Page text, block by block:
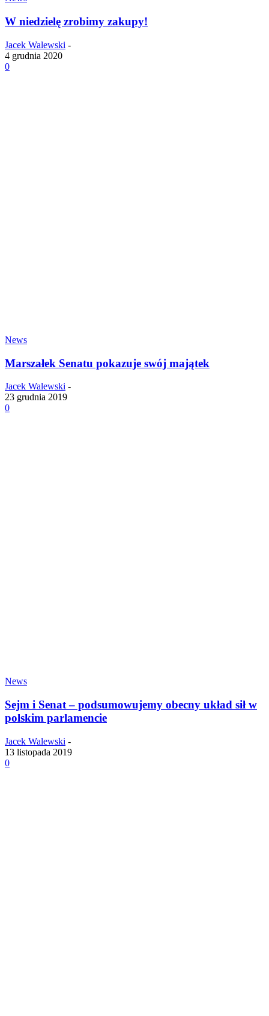
W niedzielę zrobimy zakupy!
Jacek Walewski -
4 grudnia 2020
0
News
Marszałek Senatu pokazuje swój majątek
Jacek Walewski -
23 grudnia 2019
0
News
Sejm i Senat – podsumowujemy obecny układ sił w
polskim parlamencie
Jacek Walewski -
13 listopada 2019
0